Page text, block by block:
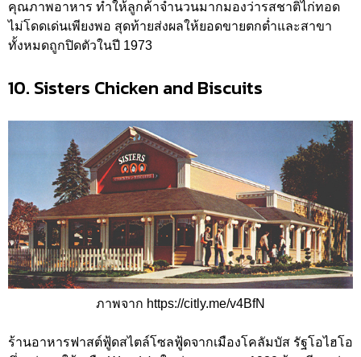
คุณภาพอาหาร ทำให้ลูกค้าจำนวนมากมองว่ารสชาติไก่ทอด
ไม่โดดเด่นเพียงพอ สุดท้ายส่งผลให้ยอดขายตกต่ำและสาขา
ทั้งหมดถูกปิดตัวในปี 1973
10. Sisters Chicken and Biscuits
ภาพจาก https://citly.me/v4BfN
ร้านอาหารฟาสต์ฟู้ดสไตล์โซลฟู้ดจากเมืองโคลัมบัส รัฐโอไฮโอ